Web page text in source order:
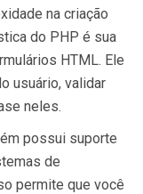
na criação
do PHP é sua
HTML. Ele
usuário, validar
neles.
possui suporte
de
permite que você